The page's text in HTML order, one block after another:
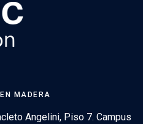
MADERA
Angelini, Piso 7. Campus